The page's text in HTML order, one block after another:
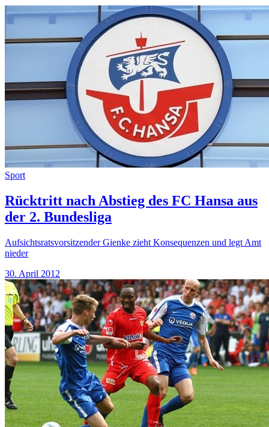
Sport
Rücktritt nach Abstieg des FC Hansa aus
der 2. Bundesliga
Aufsichtsratsvorsitzender Gienke zieht Konsequenzen und legt Amt
nieder
30. April 2012